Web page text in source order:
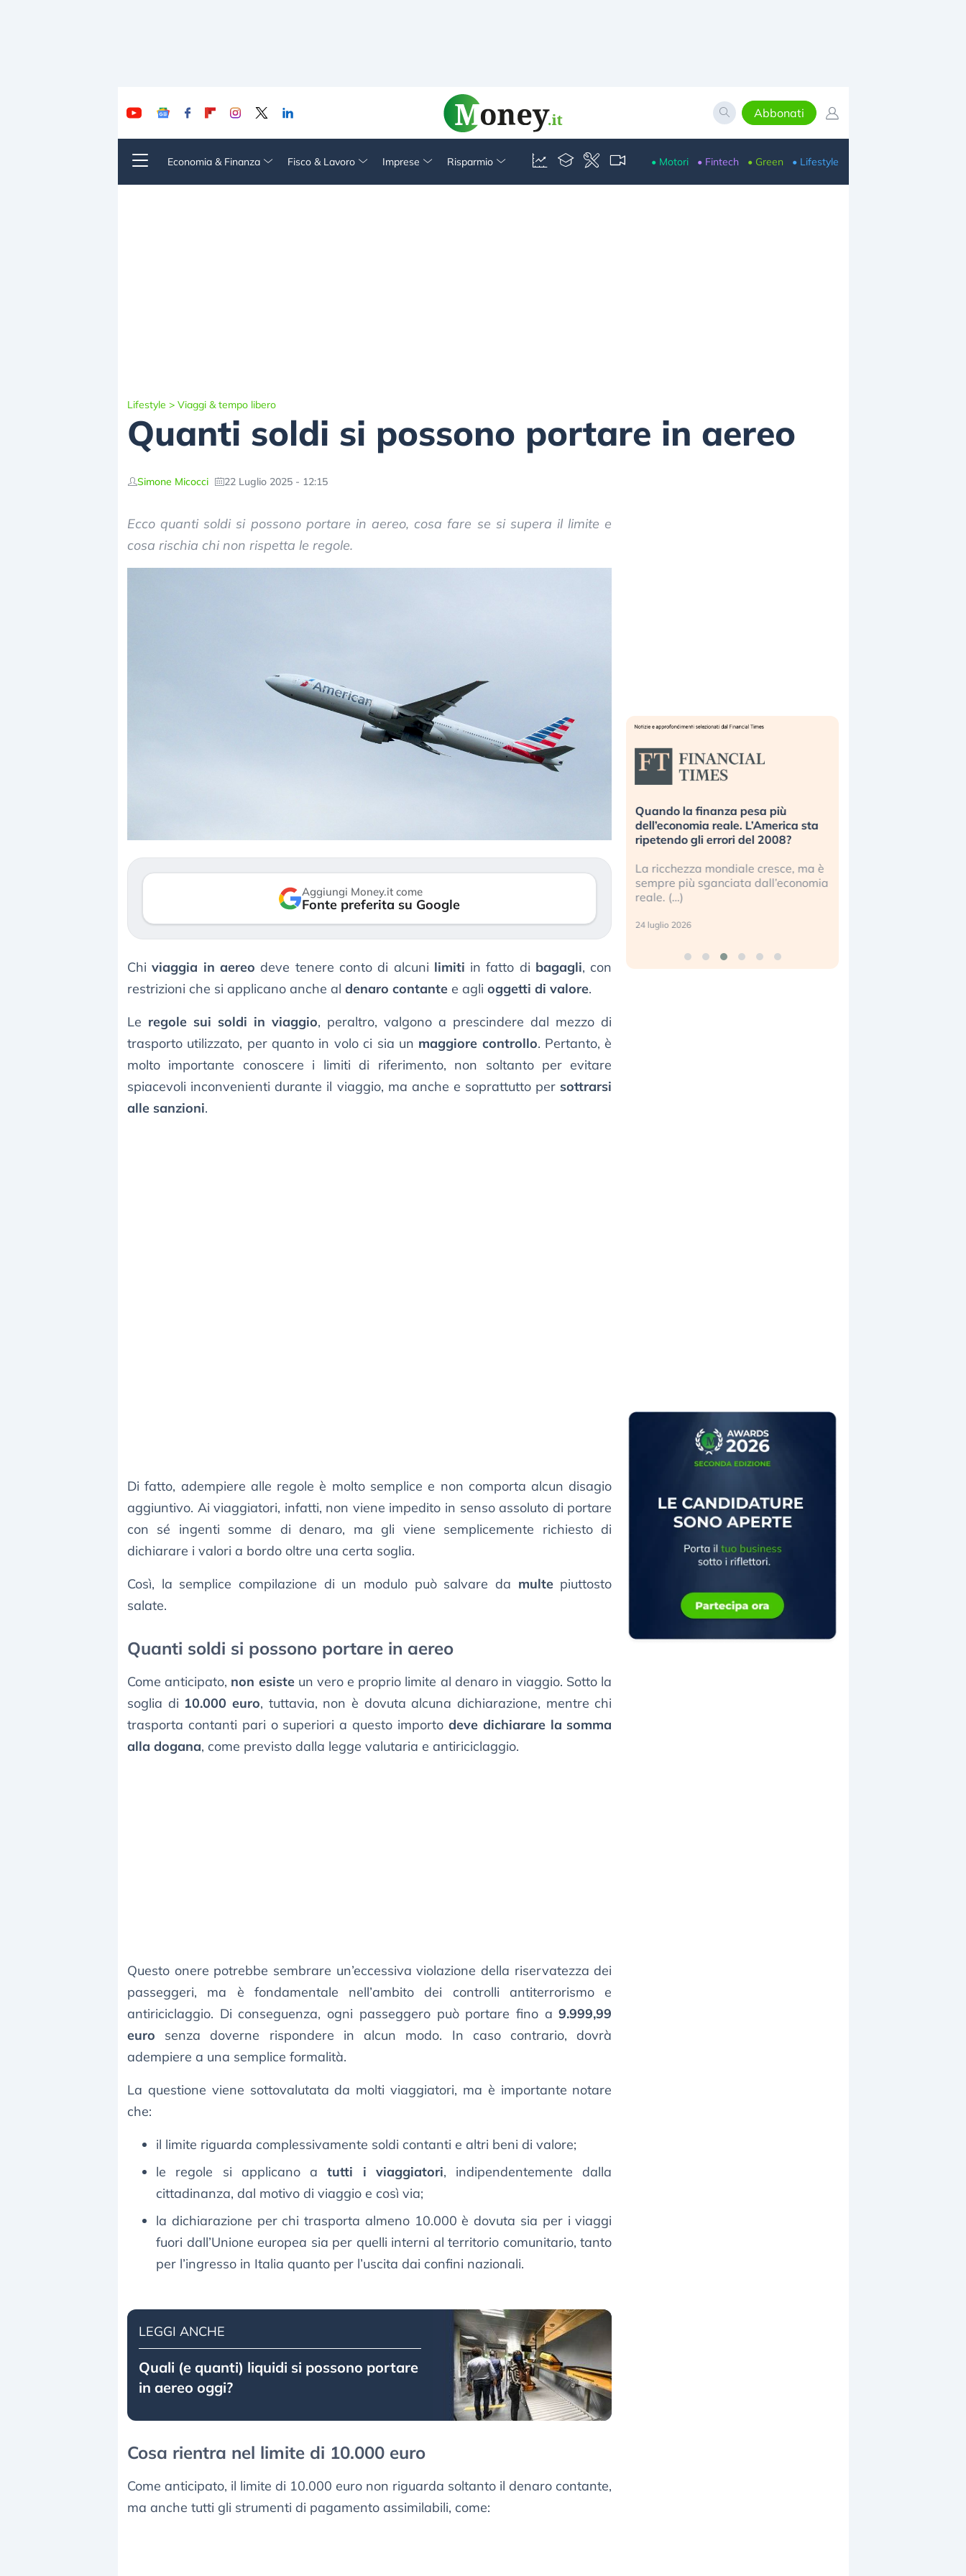
Abbonati
Economia & Finanza Fisco & Lavoro Imprese Risparmio • Motori • Fintech • Green • Lifestyle
Lifestyle > Viaggi & tempo libero
Quanti soldi si possono portare in aereo
Simone Micocci 22 Luglio 2025 - 12:15
Ecco quanti soldi si possono portare in aereo, cosa fare se si supera il limite e
cosa rischia chi non rispetta le regole.
Aggiungi Money.it come
Fonte preferita su Google
Chiviaggia in aereo deve tenere conto di alcuni limiti in fatto di bagagli, con
restrizioni che si applicano anche al denaro contante e agli oggetti di valore.
Le regole sui soldi in viaggio, peraltro, valgono a prescindere dal mezzo di
trasporto utilizzato, per quanto in volo ci sia un maggiore controllo. Pertanto, è
molto importante conoscere i limiti di riferimento, non soltanto per evitare
spiacevoli inconvenienti durante il viaggio, ma anche e soprattutto per sottrarsi
alle sanzioni.
Di fatto, adempiere alle regole è molto semplice e non comporta alcun disagio
aggiuntivo. Ai viaggiatori, infatti, non viene impedito in senso assoluto di portare
con sé ingenti somme di denaro, ma gli viene semplicemente richiesto di
dichiarare i valori a bordo oltre una certa soglia.
Così, la semplice compilazione di un modulo può salvare da multepiuttosto
salate.
Quanti soldi si possono portare in aereo
Come anticipato, non esisteun vero e proprio limite al denaro in viaggio. Sotto la
soglia di 10.000 euro, tuttavia, non è dovuta alcuna dichiarazione, mentre chi
trasporta contanti pari o superiori a questo importo deve dichiarare la somma
alla dogana, come previsto dalla legge valutaria e antiriciclaggio.
Questo onere potrebbe sembrare un’eccessiva violazione della riservatezza dei
passeggeri, ma è fondamentale nell’ambito dei controlli antiterrorismo e
antiriciclaggio. Di conseguenza, ogni passeggero può portare fino a9.999,99
euro senza doverne rispondere in alcun modo. In caso contrario, dovrà
adempiere a una semplice formalità.
La questione viene sottovalutata da molti viaggiatori, ma è importante notare
che:
il limite riguarda complessivamente soldi contanti e altri beni di valore;
le regole si applicano atutti i viaggiatori, indipendentemente dalla
cittadinanza, dal motivo di viaggio e così via;
la dichiarazione per chi trasporta almeno 10.000 è dovuta sia per i viaggi
fuori dall’Unione europea sia per quelli interni al territorio comunitario, tanto
per l’ingresso in Italia quanto per l’uscita dai confini nazionali.
LEGGI ANCHE
Quali (e quanti) liquidi si possono portare
in aereo oggi?
Cosa rientra nel limite di 10.000 euro
Come anticipato, il limite di 10.000 euro non riguarda soltanto il denaro contante,
ma anche tutti gli strumenti di pagamento assimilabili, come:
repricing degli asset?
3 agosto 2026
della bolla AI
Kospi, mentre gli investitori retail (…)
30 luglio 2026
Quando la finanza pesa più
dell’economia reale. L’America sta
ripetendo gli errori del 2008?
La ricchezza mondiale cresce, ma è
sempre più sganciata dall’economia
reale. (…)
24 luglio 2026